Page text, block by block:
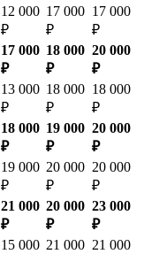
12 000
₽
17 000
₽
17 000
₽
17 000
₽
18 000
₽
20 000
₽
13 000
₽
18 000
₽
18 000
₽
18 000
₽
19 000
₽
20 000
₽
19 000
₽
20 000
₽
20 000
₽
21 000
₽
20 000
₽
23 000
₽
15 000 21 000 21 000